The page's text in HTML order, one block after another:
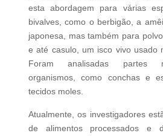
esta abordagem para várias
bivalves, como o berbigão, a
japonesa, mas também para
e até casulo, um isco vivo usado
Foram analisadas partes
organismos, como conchas e
tecidos moles.
Atualmente, os investigadores
de alimentos processados e